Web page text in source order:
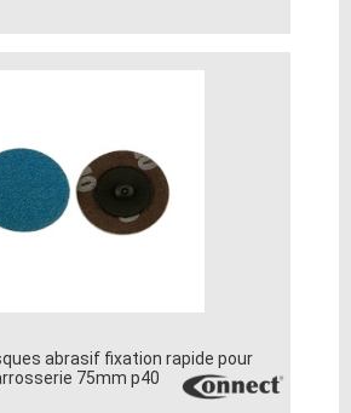
abrasif fixation rapide pour
75mm p40